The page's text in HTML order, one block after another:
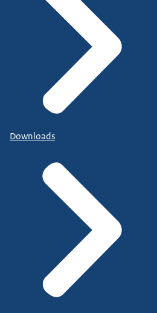
Downloads